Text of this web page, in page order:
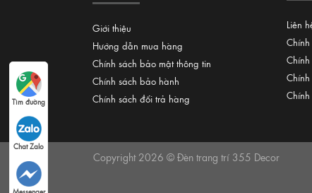
Giới thiệu
Hướng dẫn mua hàng
Chính sách bảo mật thông tin
Chính sách bảo hành
Chính sách đổi trả hàng
Liên
Copyright 2026 © Đèn trang trí 355 Decor
Tìm đường
Chat Zalo